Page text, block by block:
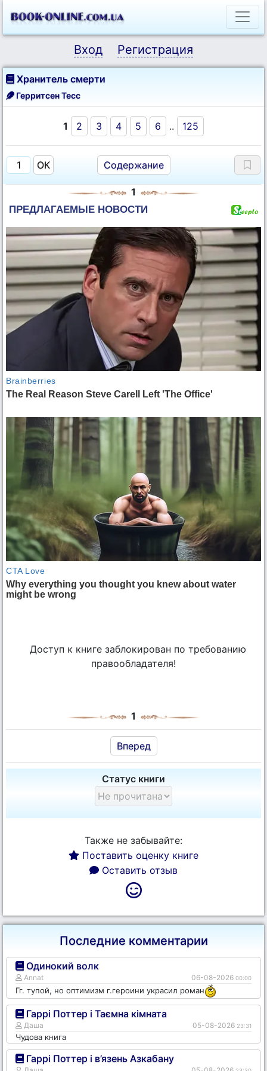
Вход Регистрация
Хранитель смерти
Герритсен Тесс
1 2 3 4 5 6 .. 125
Содержание
1
Доступ к книге заблокирован по требованию
правообладателя!
1
Вперед
Статус книги
Также не забывайте:
Поставить оценку книге
Оставить отзыв
Последние комментарии
Одинокий волк
Annat 06-08-2026 00:00
Гг. тупой, но оптимизм г.героини украсил роман
Гаррі Поттер і Таємна кімната
Даша 05-08-2026 23:31
Чудова книга
Гаррі Поттер і в’язень Азкабану